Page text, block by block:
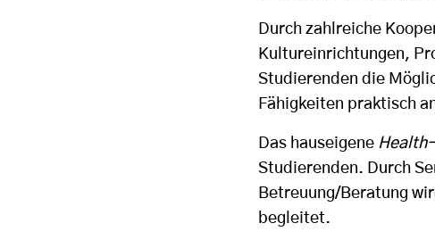
Durch zahlreiche
Kultureinrichtungen,
Studierenden die
Fähigkeiten praktisch
Das hauseigene
Studierenden. Durch
Betreuung/Beratung
begleitet.